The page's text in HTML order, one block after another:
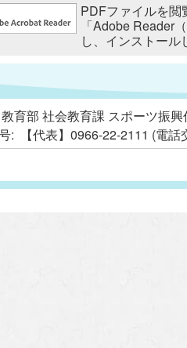
PDFファイルPDFファイルを閲
「Adobe Reader
し、インストール
育部 社会教育課 スポーツ振興
:
【代表】0966-22-2111 (電